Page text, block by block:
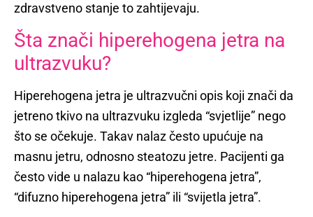
zdravstveno stanje to zahtijevaju.
Šta znači hiperehogena jetra na
ultrazvuku?
Hiperehogena jetra je ultrazvučni opis koji znači da
jetreno tkivo na ultrazvuku izgleda “svjetlije” nego
što se očekuje. Takav nalaz često upućuje na
masnu jetru, odnosno steatozu jetre. Pacijenti ga
često vide u nalazu kao “hiperehogena jetra”,
“difuzno hiperehogena jetra” ili “svijetla jetra”.